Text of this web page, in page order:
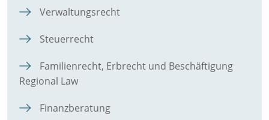
Verwaltungsrecht
Steuerrecht
Familienrecht, Erbrecht und Beschäftigung
Regional Law
Finanzberatung